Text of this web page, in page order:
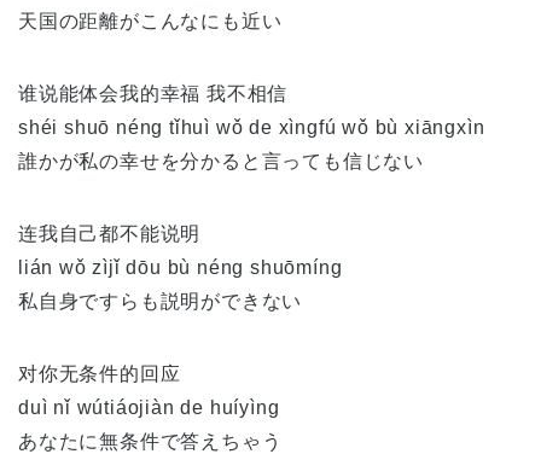
天国の距離がこんなにも近い
谁说能体会我的幸福 我不相信
shéi shuō néng tǐhuì wǒ de xìngfú wǒ bù xiāngxìn
誰かが私の幸せを分かると言っても信じない
连我自己都不能说明
lián wǒ zìjǐ dōu bù néng shuōmíng
私自身ですらも説明ができない
对你无条件的回应
duì nǐ wútiáojiàn de huíyìng
あなたに無条件で答えちゃう